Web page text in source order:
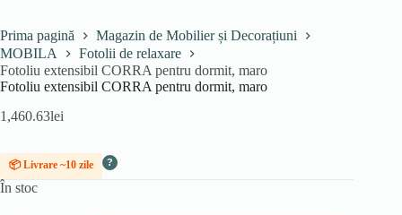
Prima pagină
Magazin de Mobilier și Decorațiuni
MOBILA
Fotolii de relaxare
Fotoliu extensibil CORRA pentru dormit, maro
Fotoliu extensibil CORRA pentru dormit, maro
1,460.63lei
📦 Livrare ~10 zile ?
În stoc